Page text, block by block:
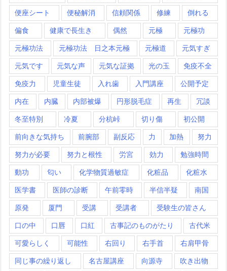
便座シート 便秘解消 信頼関係 修練 倒れる
偏食 健康で長生き 偶然 元極 元極功
元極功法 元極功法 日之本元極 元極道 元気すぎ
元気です 元気な声 元気な証拠 光の玉 免疫不全
免疫力 児童生徒 入れ歯 入門講座 公開予定
内在 内臓 内部被爆 円形脱毛症 再生 冗談
冬至特別 冷夏 分杭峠 切り傷 初公開
前向きな気持ち 前腕部 副反応 力 加熱 努力
努力が必要 努力と根性 労宮 効力 勉強時間
動功 匂い 化学物質過敏症 化粧品 化粧水
医学書 医師の診断 午前零時 半信半疑 南国
原発 厦門 受講 受講者 受験生の皆さん
口の中 口唇 口紅 古事記のものがたり 古代米
可愛らしく 可能性 右回り 右手首 右肩甲骨
同じ事の繰り返し 名古屋講座 向源寺 吹き出物